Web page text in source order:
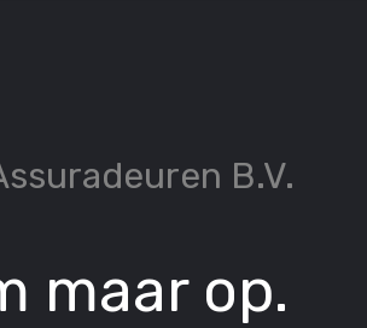
B.V.
maar op.